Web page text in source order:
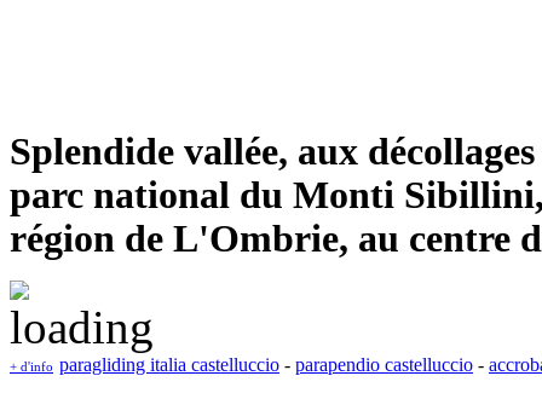
Splendide vallée, aux
parc national du Monti
région de L'Ombrie, au centre
+ d'info paragliding italia castelluccio - parapendio castelluccio -